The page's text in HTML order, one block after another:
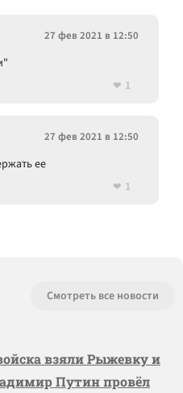
27 фев 2021 в 12:50
1
27 фев 2021 в 12:50
ее
1
Смотреть все новости
взяли Рыжевку и
Путин провёл